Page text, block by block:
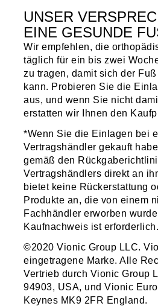
UNSER
EINE GESUNDE
Wir empfehlen, die
täglich für ein bis zwei
zu tragen, damit sich der
kann. Probieren Sie die
aus, und wenn Sie nicht
erstatten wir Ihnen den
*Wenn Sie die Einlagen bei
Vertragshändler gekauft
gemäß den
Vertragshändlers direkt an
bietet keine Rückerstattung
Produkte an, die von einem
Fachhändler erworben
Kaufnachweis ist erforderlich.
©2020 Vionic Group LLC.
eingetragene Marke. Alle
Vertrieb durch Vionic Group
94903, USA, und Vionic
Keynes MK9 2FR England.